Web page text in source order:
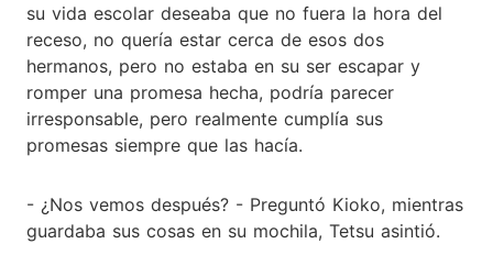
su vida escolar deseaba que no fuera la hora del
receso, no quería estar cerca de esos dos
hermanos, pero no estaba en su ser escapar y
romper una promesa hecha, podría parecer
irresponsable, pero realmente cumplía sus
promesas siempre que las hacía.
- ¿Nos vemos después? - Preguntó Kioko, mientras
guardaba sus cosas en su mochila, Tetsu asintió.